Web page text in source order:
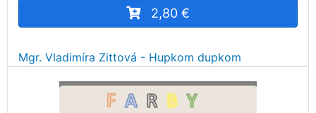
2,80 €
Mgr. Vladimíra Zittová - Hupkom dupkom